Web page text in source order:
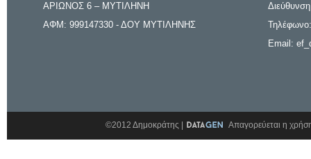
ΑΡΙΩΝΟΣ 6 – ΜΥΤΙΛΗΝΗ
ΑΦΜ: 999147330 - ΔΟΥ ΜΥΤΙΛΗΝΗΣ
Email:
©2012 Δημοκράτης | Απαγορεύεται η